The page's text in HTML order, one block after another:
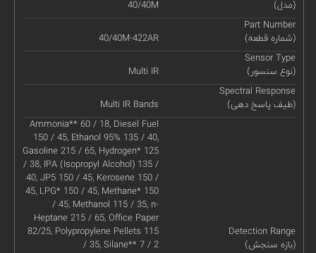
(مدل)
40/40M
Part Number
(شماره قطعه)
40/40M-422AR
Sensor Type
(نوع سنسور)
Multi IR
Spectral Response
(طیف پاسخ دهی)
Multi IR Bands
Detection Range
(بازه سنجش)
Ammonia** 60 / 18, Diesel Fuel
150 / 45, Ethanol 95% 135 / 40,
Gasoline 215 / 65, Hydrogen* 125
/ 38, IPA (Isopropyl Alcohol) 135 /
40, JP5 150 / 45, Kerosene 150 /
45, LPG* 150 / 45, Methane* 150
/ 45, Methanol 115 / 35, n-
Heptane 215 / 65, Office Paper
82/25, Polypropylene Pellets 115
/ 35, Silane** 7 / 2